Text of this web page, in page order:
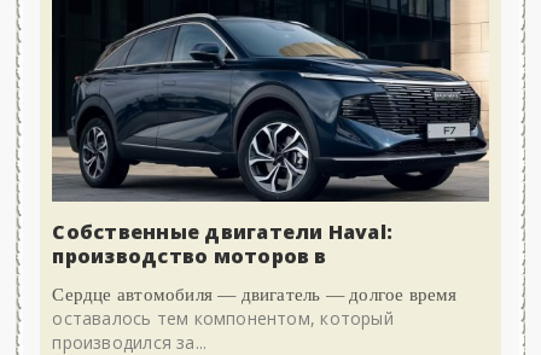
Собственные двигатели Haval:
производство моторов в
Сердце автомобиля — двигатель — долгое время
оставалось тем компонентом, который
производился за...